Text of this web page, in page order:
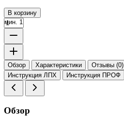
В корзину
мин. 1
Обзор Характеристики Отзывы (0)
Инструкция ЛПХ
Инструкция ПРОФ
Обзор